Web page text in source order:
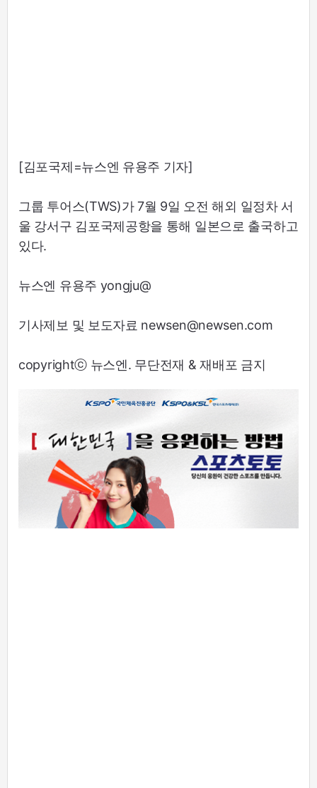
[김포국제=뉴스엔 유용주 기자]
그룹 투어스(TWS)가 7월 9일 오전 해외 일정차 서
울 강서구 김포국제공항을 통해 일본으로 출국하고
있다.
뉴스엔 유용주 yongju@
기사제보 및 보도자료 newsen@newsen.com
copyrightⓒ 뉴스엔. 무단전재 & 재배포 금지